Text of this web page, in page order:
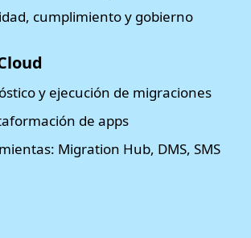
cumplimiento y gobierno
y ejecución de migraciones
de apps
Migration Hub, DMS, SMS